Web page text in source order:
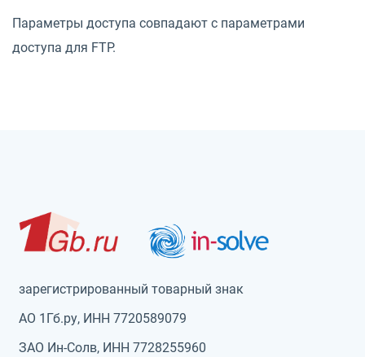
Параметры доступа совпадают с параметрами
доступа для FTP.
зарегистрированный товарный знак
АО 1Гб.ру, ИНН 7720589079
ЗАО Ин-Солв, ИНН 7728255960